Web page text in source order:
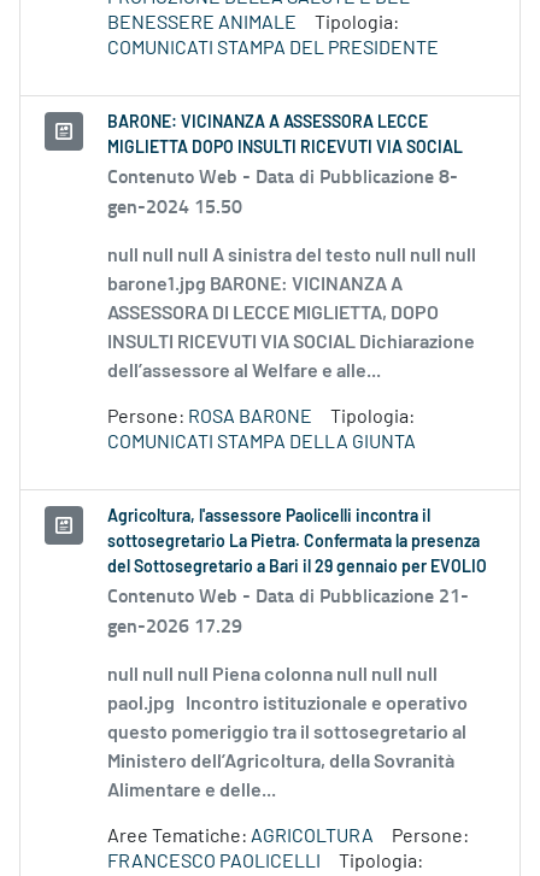
BENESSERE ANIMALE
Tipologia:
COMUNICATI STAMPA DEL PRESIDENTE
BARONE: VICINANZA A ASSESSORA LECCE
MIGLIETTA DOPO INSULTI RICEVUTI VIA SOCIAL
Contenuto Web - Data di Pubblicazione 8-
gen-2024 15.50
null null null A sinistra del testo null null null
barone1.jpg BARONE: VICINANZA A
ASSESSORA DI LECCE MIGLIETTA, DOPO
INSULTI RICEVUTI VIA SOCIAL Dichiarazione
dell’assessore al Welfare e alle...
Persone: ROSA BARONE
Tipologia:
COMUNICATI STAMPA DELLA GIUNTA
Agricoltura, l'assessore Paolicelli incontra il
sottosegretario La Pietra. Confermata la presenza
del Sottosegretario a Bari il 29 gennaio per EVOLIO
Contenuto Web - Data di Pubblicazione 21-
gen-2026 17.29
null null null Piena colonna null null null
paol.jpg Incontro istituzionale e operativo
questo pomeriggio tra il sottosegretario al
Ministero dell’Agricoltura, della Sovranità
Alimentare e delle...
Aree Tematiche: AGRICOLTURA
Persone:
FRANCESCO PAOLICELLI
Tipologia: